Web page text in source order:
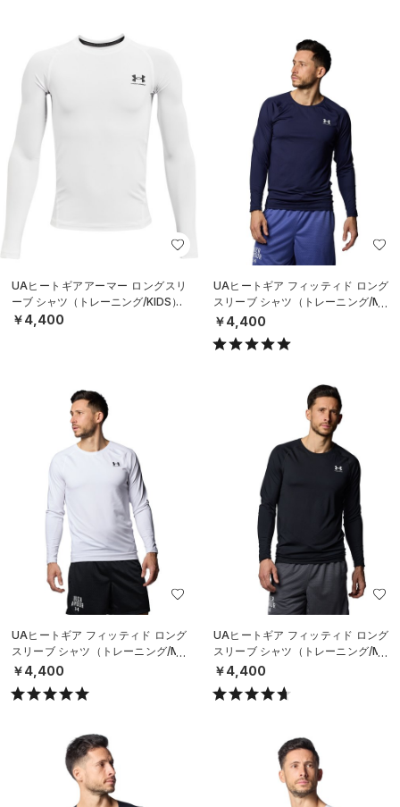
UAヒートギアアーマー ロングスリ
ーブ シャツ（トレーニング/KIDS）
￥4,400
UAヒートギア フィッティド ロング
スリーブ シャツ（トレーニング/ME
N）
￥4,400
UAヒートギア フィッティド ロング
スリーブ シャツ（トレーニング/ME
N）
￥4,400
UAヒートギア フィッティド ロング
スリーブ シャツ（トレーニング/ME
N）
￥4,400